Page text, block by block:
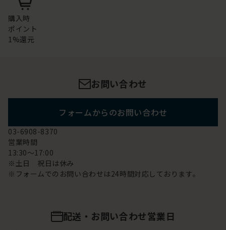
購入時
ポイント
1%還元
お問い合わせ
フォームからのお問い合わせ
03-6908-8370
営業時間
13:30～17:00
※土日 祝日は休み
※フォームでのお問い合わせは24時間対応しております。
配送・お問い合わせ営業日